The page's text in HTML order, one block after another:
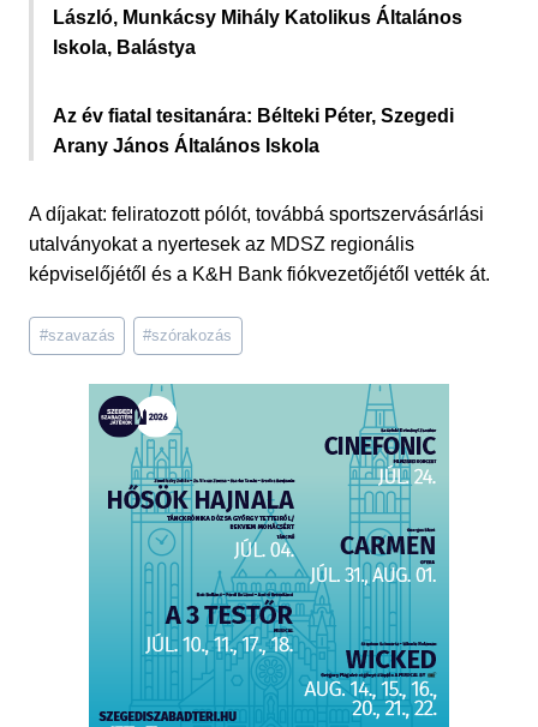
László, Munkácsy Mihály Katolikus Általános
Iskola, Balástya
Az év fiatal tesitanára: Bélteki Péter, Szegedi
Arany János Általános Iskola
A díjakat: feliratozott pólót, továbbá sportszervásárlási
utalványokat a nyertesek az MDSZ regionális
képviselőjétől és a K&H Bank fiókvezetőjétől vették át.
Post
Tags:
#szavazás #szórakozás